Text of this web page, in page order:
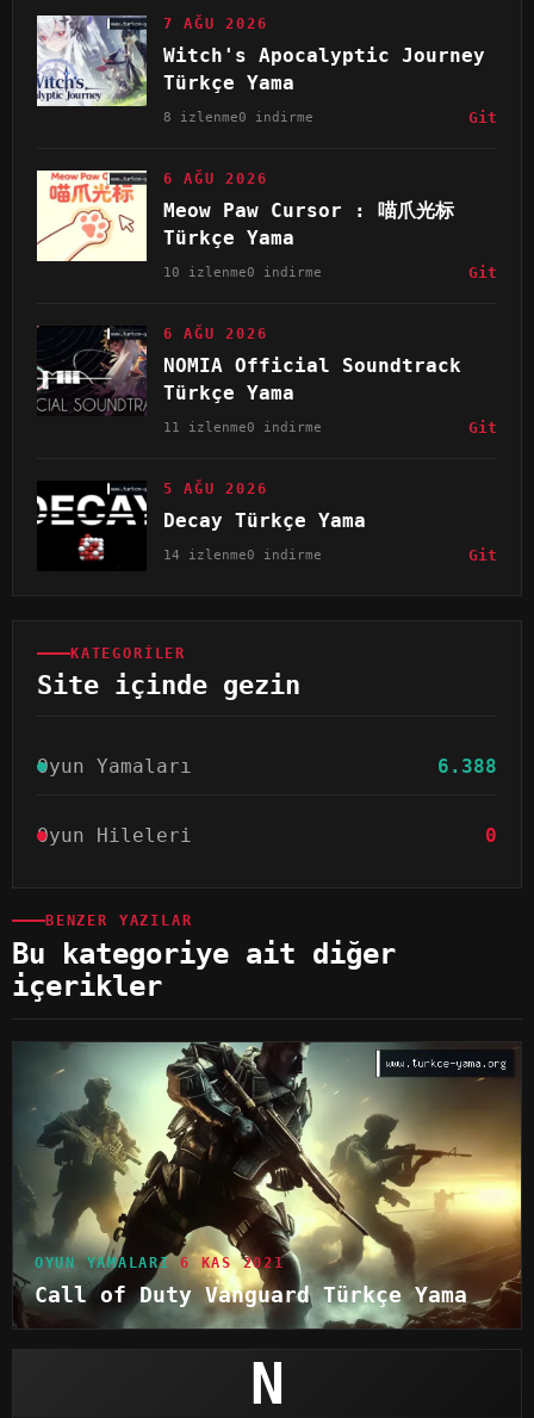
7 AĞU 2026
Witch's Apocalyptic Journey
Türkçe Yama
8 izlenme0 indirme Git
6 AĞU 2026
Meow Paw Cursor : 喵爪光标
Türkçe Yama
10 izlenme0 indirme Git
6 AĞU 2026
NOMIA Official Soundtrack
Türkçe Yama
11 izlenme0 indirme Git
5 AĞU 2026
Decay Türkçe Yama
14 izlenme0 indirme Git
KATEGORILER
Site içinde gezin
Oyun Yamaları 6.388
Oyun Hileleri 0
BENZER YAZILAR
Bu kategoriye ait diğer
içerikler
OYUN YAMALARI 6 KAS 2021
Call of Duty Vanguard Türkçe Yama
N